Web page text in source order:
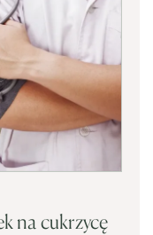
na cukrzycę